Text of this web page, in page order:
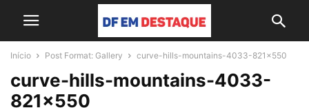
Início Post Format: Gallery curve-hills-mountains-4033-821x550
curve-hills-mountains-4033-
821×550